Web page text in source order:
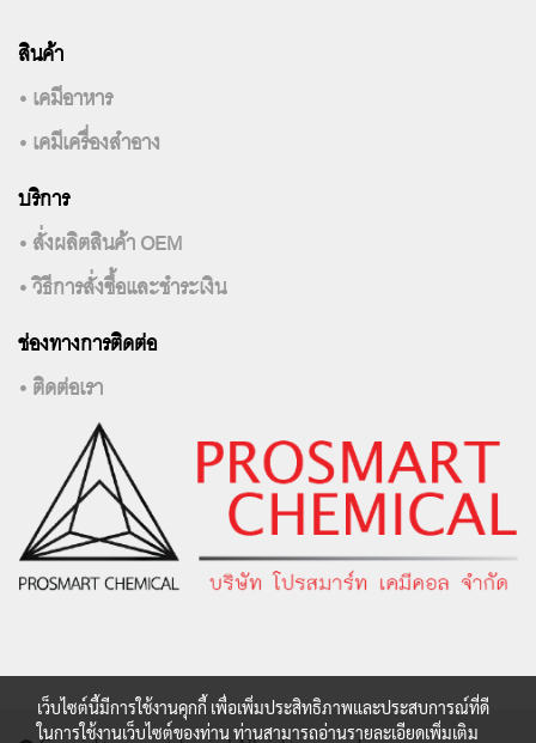
สินค้า
• เคมีอาหาร
• เคมีเครื่องสำอาง
บริการ
• สั่งผลิตสินค้า OEM
• วิธีการสั่งซื้อและชำระเงิน
ช่องทางการติดต่อ
• ติดต่อเรา
เว็บไซต์นี้มีการใช้งานคุกกี้ เพื่อเพิ่มประสิทธิภาพและประสบการณ์ที่ดี
ในการใช้งานเว็บไซต์ของท่าน ท่านสามารถอ่านรายละเอียดเพิ่มเติม